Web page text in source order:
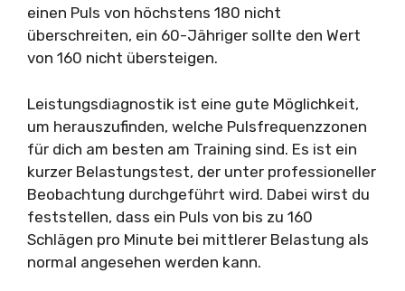
einen Puls von höchstens 180 nicht
überschreiten, ein 60-Jähriger sollte den Wert
von 160 nicht übersteigen.
Leistungsdiagnostik ist eine gute Möglichkeit,
um herauszufinden, welche Pulsfrequenzzonen
für dich am besten am Training sind. Es ist ein
kurzer Belastungstest, der unter professioneller
Beobachtung durchgeführt wird. Dabei wirst du
feststellen, dass ein Puls von bis zu 160
Schlägen pro Minute bei mittlerer Belastung als
normal angesehen werden kann.